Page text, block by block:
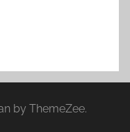
by ThemeZee.